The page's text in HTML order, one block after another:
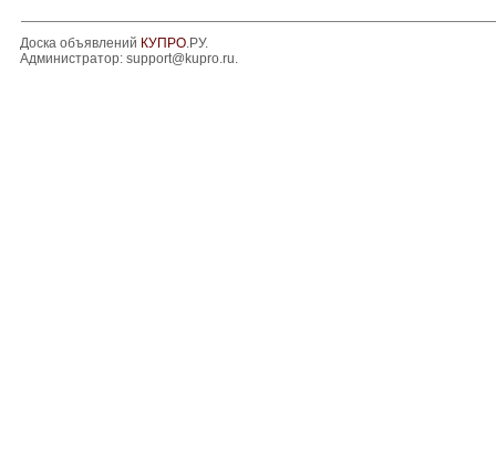
Доска объявлений КУПРО.РУ.
Администратор: support@kupro.ru.